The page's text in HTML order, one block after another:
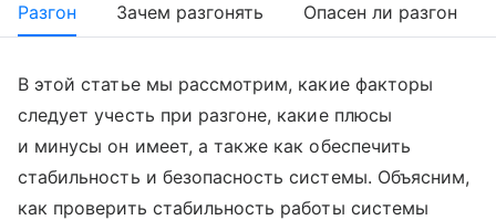
Разгон Зачем разгонять Опасен ли разгон
В этой статье мы рассмотрим, какие факторы
следует учесть при разгоне, какие плюсы
и минусы он имеет, а также как обеспечить
стабильность и безопасность системы. Объясним,
как проверить стабильность работы системы